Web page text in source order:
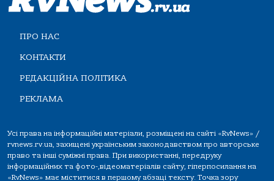
ПРО НАС
КОНТАКТИ
РЕДАКЦІЙНА ПОЛІТИКА
РЕКЛАМА
Усі права на інформаційні матеріали, розміщені на сайті «RvNews» /
rvnews.rv.ua, захищені українським законодавством про авторське
право та інші суміжні права. При використанні, передруку
інформаційних та фото-,відеоматеріалів сайту, гіперпосилання на
«RvNews» має міститися в першому абзаці тексту. Точка зору